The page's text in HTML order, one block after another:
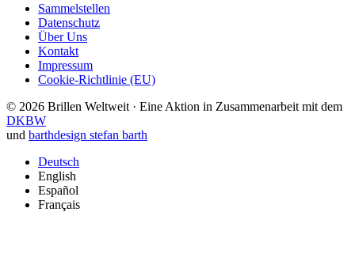
Sammelstellen
Datenschutz
Über Uns
Kontakt
Impressum
Cookie-Richtlinie (EU)
© 2026 Brillen Weltweit · Eine Aktion in Zusammenarbeit mit dem
DKBW
und barthdesign stefan barth
Sprachumschalter
Deutsch
English
Español
Français